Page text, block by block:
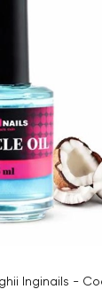
Inginails -